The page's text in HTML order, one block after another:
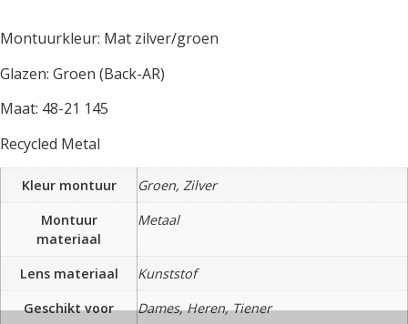
Montuurkleur: Mat zilver/groen
Glazen: Groen (Back-AR)
Maat: 48-21 145
Recycled Metal
Kleur montuur
Groen, Zilver
Montuur
materiaal
Metaal
Lens materiaal
Kunststof
Geschikt voor
Dames, Heren, Tiener